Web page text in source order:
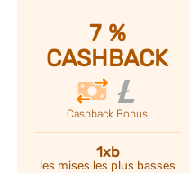
7 %
CASHBACK
Cashback Bonus
1xb
les mises les plus basses